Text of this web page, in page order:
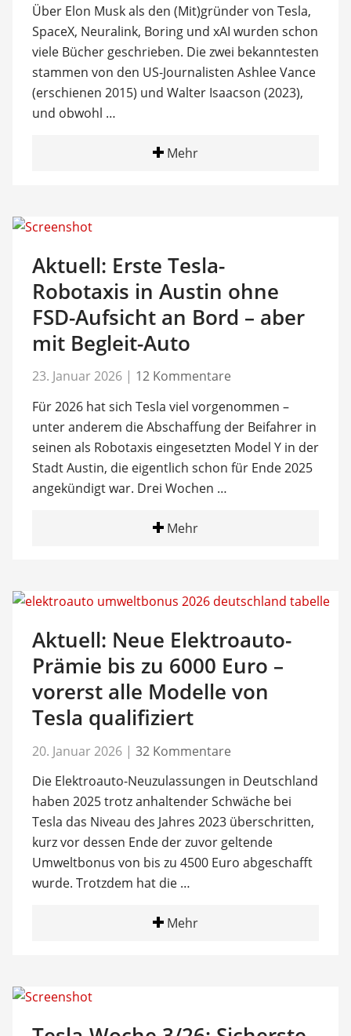
Über Elon Musk als den (Mit)gründer von Tesla,
SpaceX, Neuralink, Boring und xAI wurden schon
viele Bücher geschrieben. Die zwei bekanntesten
stammen von den US-Journalisten Ashlee Vance
(erschienen 2015) und Walter Isaacson (2023),
und obwohl …
Mehr
Aktuell: Erste Tesla-
Robotaxis in Austin ohne
FSD-Aufsicht an Bord – aber
mit Begleit-Auto
23. Januar 2026 | 12 Kommentare
Für 2026 hat sich Tesla viel vorgenommen –
unter anderem die Abschaffung der Beifahrer in
seinen als Robotaxis eingesetzten Model Y in der
Stadt Austin, die eigentlich schon für Ende 2025
angekündigt war. Drei Wochen …
Mehr
Aktuell: Neue Elektroauto-
Prämie bis zu 6000 Euro –
vorerst alle Modelle von
Tesla qualifiziert
20. Januar 2026 | 32 Kommentare
Die Elektroauto-Neuzulassungen in Deutschland
haben 2025 trotz anhaltender Schwäche bei
Tesla das Niveau des Jahres 2023 überschritten,
kurz vor dessen Ende der zuvor geltende
Umweltbonus von bis zu 4500 Euro abgeschafft
wurde. Trotzdem hat die …
Mehr